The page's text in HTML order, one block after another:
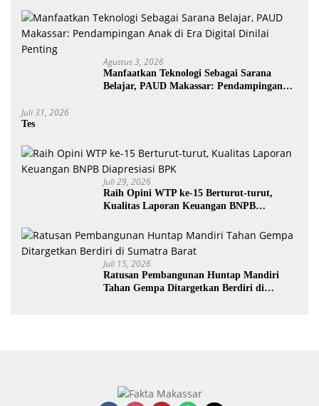
Agustus 3, 2026
Manfaatkan Teknologi Sebagai Sarana
Belajar, PAUD Makassar: Pendampingan
Juli 31, 2026
Tes
Juli 29, 2026
Raih Opini WTP ke-15 Berturut-turut,
Kualitas Laporan Keuangan BNPB
Juli 15, 2026
Ratusan Pembangunan Huntap Mandiri
Tahan Gempa Ditargetkan Berdiri di